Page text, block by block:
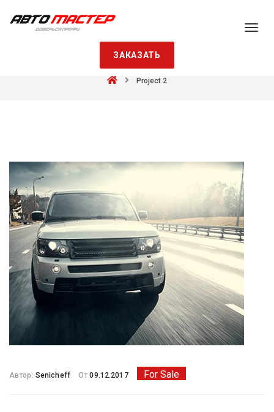
ЗАКАЗАТЬ
Project 2
Автор: Senicheff От 09.12.2017 For Sale